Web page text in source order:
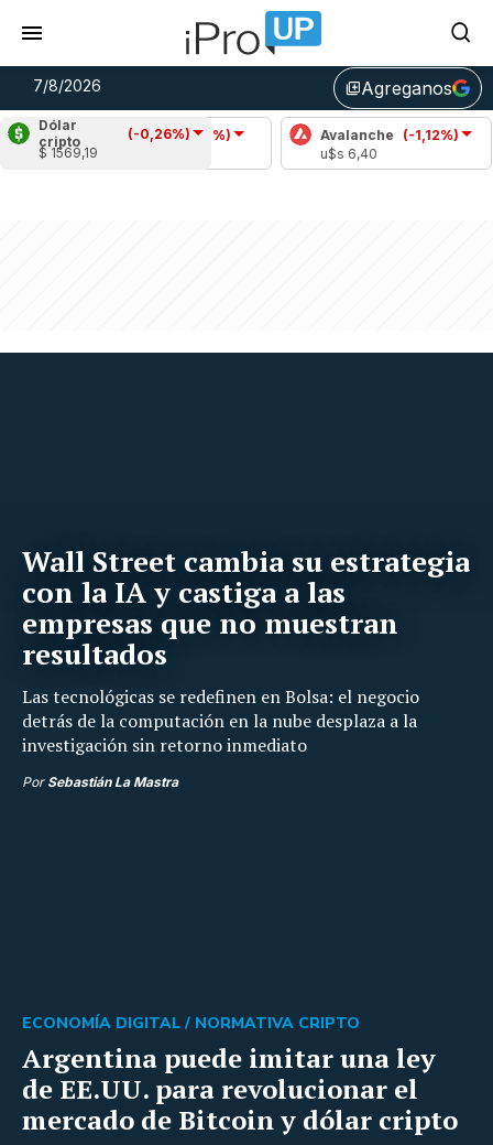
7/8/2026 library_addAgreganos
Dólar
cripto
(-0,26%)
$ 1569,19
Cardano
(-2,97%)
u$s 0,20
Avalanche (-1,12%)
Wall Street cambia su estrategia
con la IA y castiga a las
empresas que no muestran
resultados
Las tecnológicas se redefinen en Bolsa: el negocio
detrás de la computación en la nube desplaza a la
investigación sin retorno inmediato
Por Sebastián La Mastra
Argentina puede imitar una ley
de EE.UU. para revolucionar el
mercado de Bitcoin y dólar cripto
ECONOMÍA DIGITAL / NORMATIVA CRIPTO